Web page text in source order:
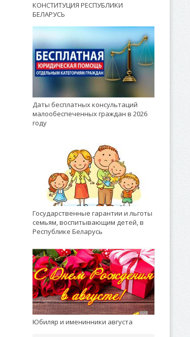
КОНСТИТУЦИЯ РЕСПУБЛИКИ
БЕЛАРУСЬ
Даты бесплатных консультаций
малообеспеченных граждан в 2026
году
Государственные гарантии и льготы
семьям, воспитывающим детей, в
Республике Беларусь
Юбиляр и именинники августа